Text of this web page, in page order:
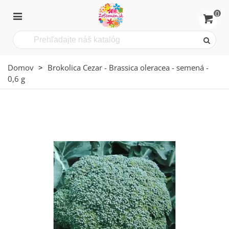
0
Domov > Brokolica Cezar - Brassica oleracea - semená -
0,6 g